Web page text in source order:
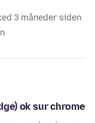
3 måneder siden
ok sur chrome